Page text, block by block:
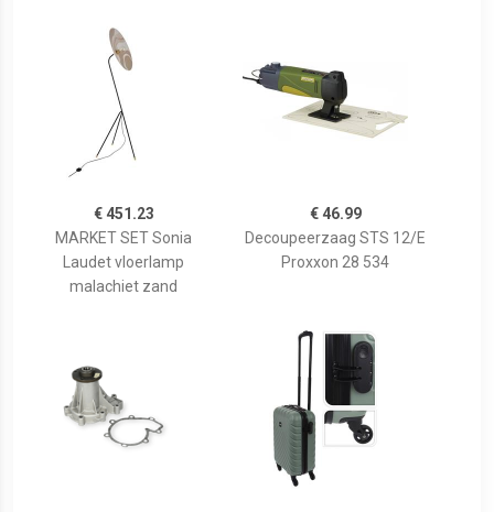
€ 451.23
MARKET SET Sonia
Laudet vloerlamp
malachiet zand
€ 46.99
Decoupeerzaag STS 12/E
Proxxon 28 534